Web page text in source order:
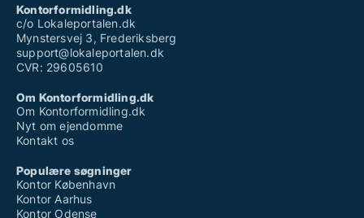
Kontorformidling.dk
c/o Lokaleportalen.dk
Mynstersvej 3, Frederiksberg
support@lokaleportalen.dk
CVR: 29605610
Om Kontorformidling.dk
Om Kontorformidling.dk
Nyt om ejendomme
Kontakt os
Populære søgninger
Kontor København
Kontor Aarhus
Kontor Odense